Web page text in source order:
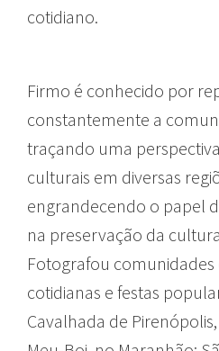
cotidiano.
Firmo é conhecido por
constantemente a
traçando uma
culturais em diversas
engrandecendo o papel
na preservação da
Fotografou comunidades
cotidianas e festas
Cavalhada de